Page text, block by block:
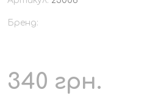
Бренд:
340 грн.